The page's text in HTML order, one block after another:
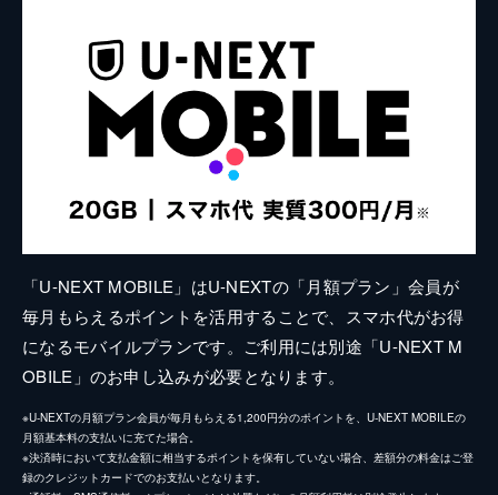
「U-NEXT MOBILE」はU-NEXTの「月額プラン」会員が
毎月もらえるポイントを活用することで、スマホ代がお得
になるモバイルプランです。ご利用には別途「U-NEXT M
OBILE」のお申し込みが必要となります。
※U-NEXTの月額プラン会員が毎月もらえる1,200円分のポイントを、U-NEXT MOBILEの
月額基本料の支払いに充てた場合。
※決済時において支払金額に相当するポイントを保有していない場合、差額分の料金はご登
録のクレジットカードでのお支払いとなります。